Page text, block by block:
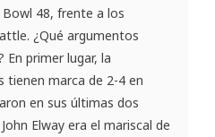
48, frente a los
¿Qué argumentos
primer lugar, la
tienen marca de 2-4 en
en sus últimas dos
Elway era el mariscal de